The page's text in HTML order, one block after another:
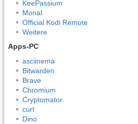
KeePassium
Monal
Official Kodi Remote
Weitere
Apps-PC
asciinema
Bitwarden
Brave
Chromium
Cryptomator
curl
Dino